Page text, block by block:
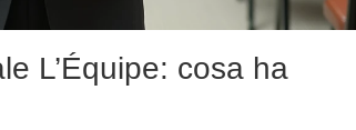
L’Équipe: cosa ha